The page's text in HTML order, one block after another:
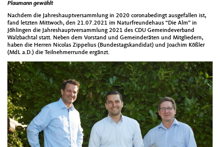
Plaumann gewählt
Nachdem die Jahreshauptversammlung in 2020 coronabedingt ausgefallen ist,
fand letzten Mittwoch, den 21.07.2021 im Naturfreundehaus “Die Alm” in
Jöhlingen die Jahreshauptversammlung 2021 des CDU Gemeindeverband
Walzbachtal statt. Neben dem Vorstand und Gemeinderäten und Mitgliedern,
haben die Herren Nicolas Zippelius (Bundestagskandidat) und Joachim Kößler
(MdL a.D.) die Teilnehmerrunde ergänzt.